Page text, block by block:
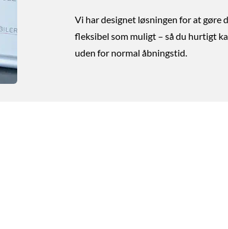
Vi har designet løsningen for at gøre
fleksibel som muligt – så du hurtigt
uden for normal åbningstid.